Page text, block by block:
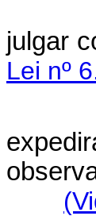
julgar
Lei nº